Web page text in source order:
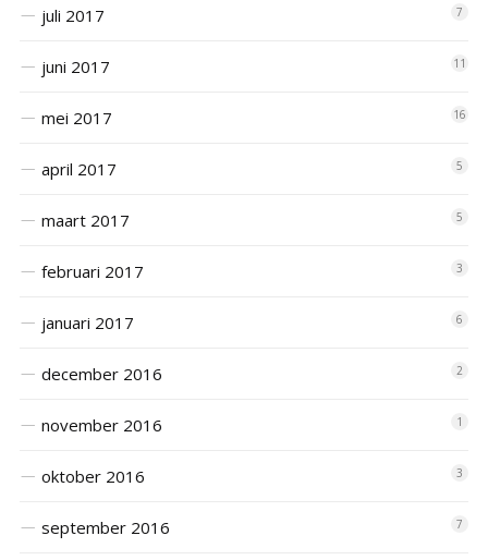
juli 2017 7
juni 2017 11
mei 2017 16
april 2017 5
maart 2017 5
februari 2017 3
januari 2017 6
december 2016 2
november 2016 1
oktober 2016 3
september 2016 7